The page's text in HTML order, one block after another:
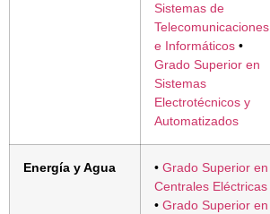
Sistemas de
Telecomunicaciones
e Informáticos •
Grado Superior en
Sistemas
Electrotécnicos y
Automatizados
Energía y Agua • Grado Superior en
Centrales Eléctricas
• Grado Superior en